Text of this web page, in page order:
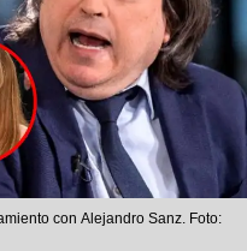
con Alejandro Sanz. Foto: